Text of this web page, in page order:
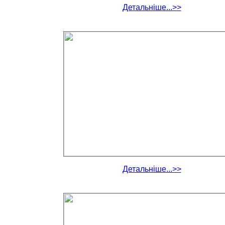
Детальніше...>>
Детальніше...>>